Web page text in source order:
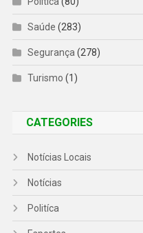
Saúde (283)
Segurança (278)
Turismo (1)
CATEGORIES
Notícias Locais
Notícias
Politíca